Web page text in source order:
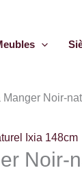
Manger Noir-
Noir-